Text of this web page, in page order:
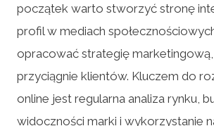
początek warto stworzyć stronę
profil w mediach
opracować strategię
przyciągnie klientów. Kluczem do
online jest regularna analiza rynku,
widoczności marki i wykorzystanie